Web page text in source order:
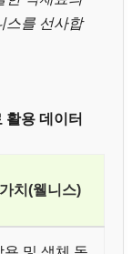
스를 선사합
활용 데이터
치(웰니스)